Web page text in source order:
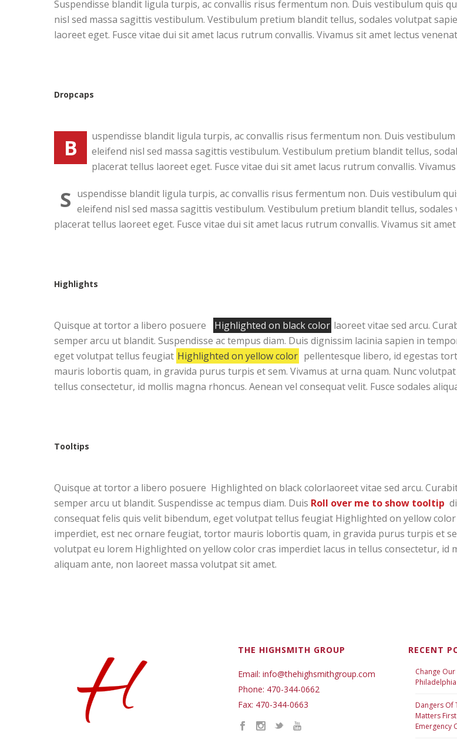
Suspendisse blandit ligula turpis, ac convallis risus fermentum non. Duis vestibulum quis
nisl sed massa sagittis vestibulum. Vestibulum pretium blandit tellus, sodales volutpat
laoreet eget. Fusce vitae dui sit amet lacus rutrum convallis. Vivamus sit amet lectus
Dropcaps
B
uspendisse blandit ligula turpis, ac convallis risus fermentum non. Duis
eleifend nisl sed massa sagittis vestibulum. Vestibulum pretium blandit tellus,
placerat tellus laoreet eget. Fusce vitae dui sit amet lacus rutrum convallis.
S uspendisse blandit ligula turpis, ac convallis risus fermentum non. Duis vestibulum
eleifend nisl sed massa sagittis vestibulum. Vestibulum pretium blandit tellus,
placerat tellus laoreet eget. Fusce vitae dui sit amet lacus rutrum convallis. Vivamus sit
Highlights
Quisque at tortor a libero posuere Highlighted on black color laoreet vitae sed arcu.
semper arcu ut blandit. Suspendisse ac tempus diam. Duis dignissim lacinia sapien in
eget volutpat tellus feugiat Highlighted on yellow color pellentesque libero, id egestas
mauris lobortis quam, in gravida purus turpis et sem. Vivamus at urna quam. Nunc
tellus consectetur, id mollis magna rhoncus. Aenean vel consequat velit. Fusce sodales
Tooltips
Quisque at tortor a libero posuere Highlighted on black colorlaoreet vitae sed arcu.
semper arcu ut blandit. Suspendisse ac tempus diam. Duis Roll over me to show tooltip
consequat felis quis velit bibendum, eget volutpat tellus feugiat Highlighted on yellow
imperdiet, est nec ornare feugiat, tortor mauris lobortis quam, in gravida purus turpis et
volutpat eu lorem Highlighted on yellow color cras imperdiet lacus in tellus consectetur, id
aliquam ante, non laoreet massa volutpat sit amet.
THE HIGHSMITH GROUP
Email: info@thehighsmithgroup.com
Phone: 470-344-0662
Fax: 470-344-0663
RECENT
Change
Dangers Of
Matters
Emergency